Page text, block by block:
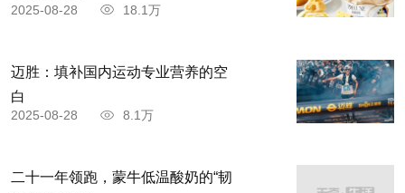
2025-08-28 18.1万
迈胜：填补国内运动专业营养的空
白
2025-08-28 8.1万
二十一年领跑，蒙牛低温酸奶的“韧